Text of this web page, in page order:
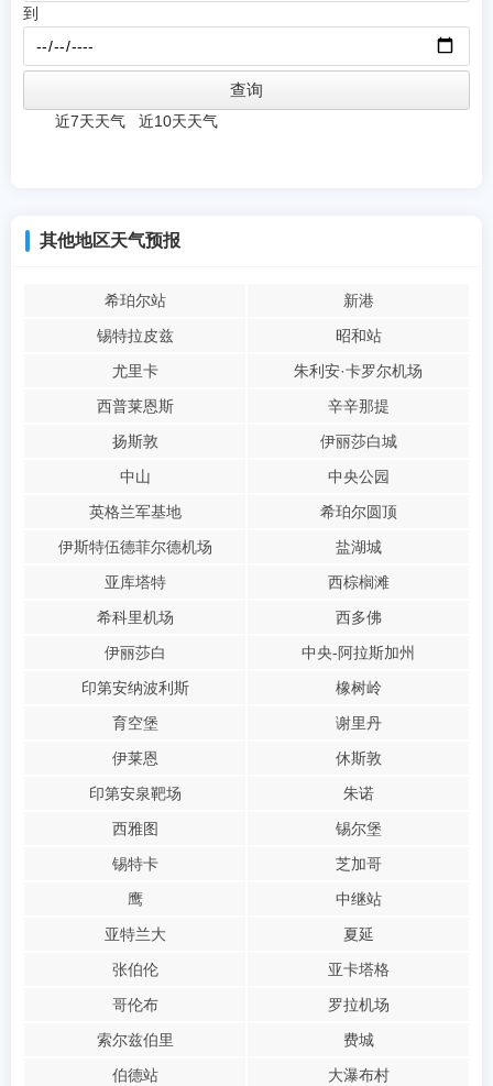
到
近7天天气 近10天天气
其他地区天气预报
希珀尔站
新港
锡特拉皮兹
昭和站
尤里卡
朱利安·卡罗尔机场
西普莱恩斯
辛辛那提
扬斯敦
伊丽莎白城
中山
中央公园
英格兰军基地
希珀尔圆顶
伊斯特伍德菲尔德机场
盐湖城
亚库塔特
西棕榈滩
希科里机场
西多佛
伊丽莎白
中央-阿拉斯加州
印第安纳波利斯
橡树岭
育空堡
谢里丹
伊莱恩
休斯敦
印第安泉靶场
朱诺
西雅图
锡尔堡
锡特卡
芝加哥
鹰
中继站
亚特兰大
夏延
张伯伦
亚卡塔格
哥伦布
罗拉机场
索尔兹伯里
费城
伯德站
大瀑布村